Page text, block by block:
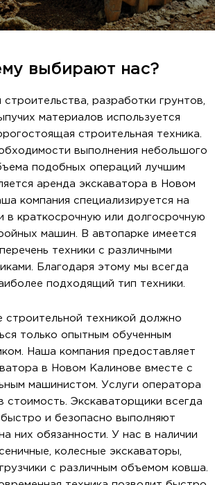
выбирают нас?
разработки грунтов,
материалов используется
строительная техника.
выполнения небольшого
подобных операций лучшим
аренда экскаватора в Новом
компания специализируется на
в краткосрочную или долгосрочную
машин. В автопарке имеется
техники с различными
Благодаря этому мы всегда
подходящий тип техники.
строительной техникой должно
только опытным обученным
Наша компания предоставляет
в Новом Калинове вместе с
машинистом. Услуги оператора
стоимость. Экскаваторщики всегда
и безопасно выполняют
них обязанности. У нас в наличии
колесные экскаваторы,
с различным объемом ковша.